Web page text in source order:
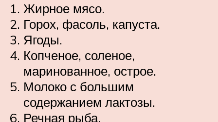
Жирное мясо.
Горох, фасоль, капуста.
Ягоды.
Копченое, соленое,
маринованное, острое.
Молоко с большим
содержанием лактозы.
Речная рыба.